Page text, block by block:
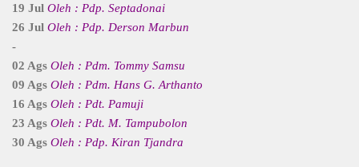
19 Jul Oleh : Pdp. Septadonai
26 Jul Oleh : Pdp. Derson Marbun
-
02 Ags Oleh : Pdm. Tommy Samsu
09 Ags Oleh : Pdm. Hans G. Arthanto
16 Ags Oleh : Pdt. Pamuji
23 Ags Oleh : Pdt. M. Tampubolon
30 Ags Oleh : Pdp. Kiran Tjandra